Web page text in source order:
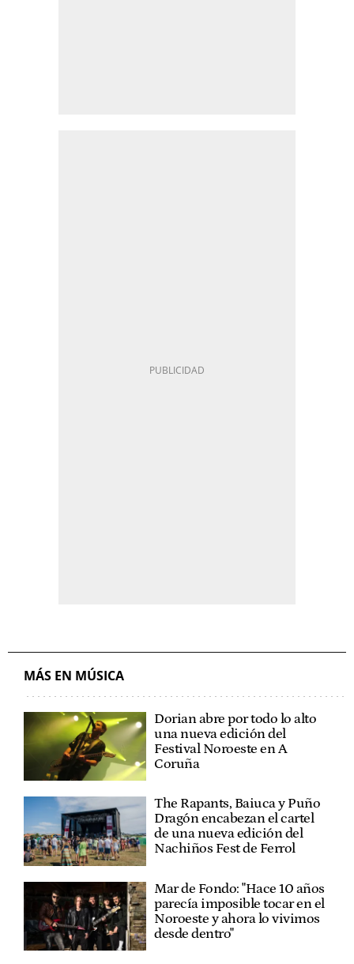
MÁS EN MÚSICA
Dorian abre por todo lo alto
una nueva edición del
Festival Noroeste en A
Coruña
The Rapants, Baiuca y Puño
Dragón encabezan el cartel
de una nueva edición del
Nachiños Fest de Ferrol
Mar de Fondo: "Hace 10 años
parecía imposible tocar en el
Noroeste y ahora lo vivimos
desde dentro"